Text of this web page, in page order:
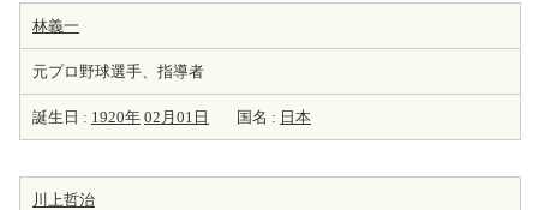
林義一
元プロ野球選手、指導者
誕生日 : 1920年 02月01日 国名 : 日本
川上哲治